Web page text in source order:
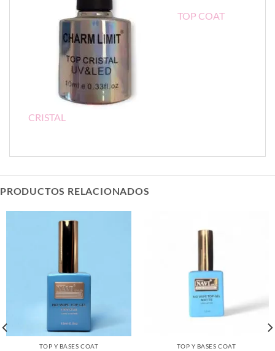
TOP COAT
CRISTAL
PRODUCTOS RELACIONADOS
TOP Y BASES COAT TOP Y BASES COAT